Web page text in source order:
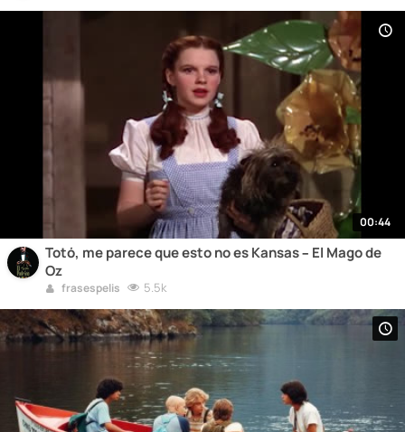
00:44
Totó, me parece que esto no es Kansas – El Mago de
Oz
frasespelis 5.5k